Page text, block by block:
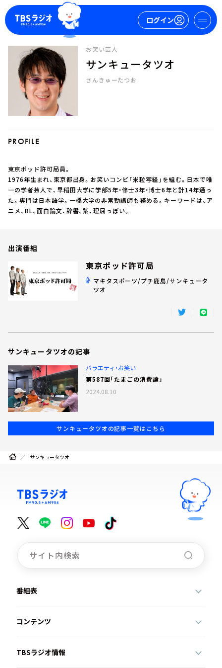
ログイン
マイページ
ログイン
今日の番組表
週間番組表
トピックス
TBS Podcast
YouTube
お笑い芸人
サンキュータツオ
さんきゅーたつお
PROFILE
東京ポッド許可局員。
1976年生まれ、東京都出身。お笑いコンビ「米粒写経」を組む。日本で唯
一の学者芸人で、早稲田大学に学部5年・修士3年・博士6年と計14年通っ
た。専門は日本語学。一橋大学の非常勤講師も務める。キーワードは、ア
ニメ、BL、面白論文、辞書、紫、理屈っぽい。
出演番組
東京ポッド許可局
マキタスポーツ/プチ鹿島/サンキュータ
ツオ
サンキュータツオの記事
バラエティ・お笑い
第587回「たまごの消費論」
2024.08.10
サンキュータツオの記事一覧はこちら
サンキュータツオ
番組表
コンテンツ
TBSラジオ情報